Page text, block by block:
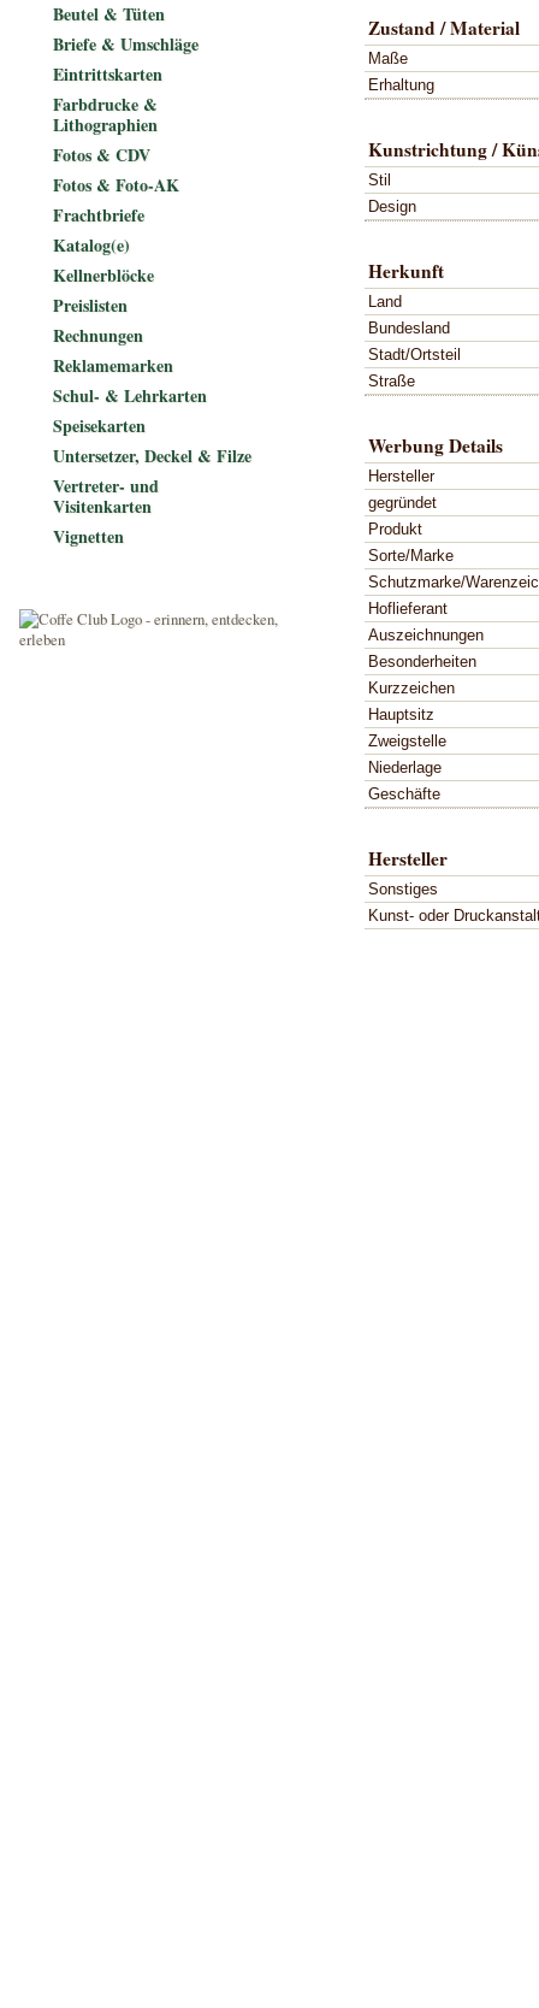
Zustand / Material
Maße
Erhaltung
Kunstrichtung /
Stil
Design
Herkunft
Land
Bundesland
Stadt/Ortsteil
Straße
Werbung Details
Hersteller
gegründet
Produkt
Sorte/Marke
Schutzmarke/
Hoflieferant
Auszeichnungen
Besonderheiten
Kurzzeichen
Hauptsitz
Zweigstelle
Niederlage
Geschäfte
Hersteller
Sonstiges
Kunst- oder
Beutel & Tüten
Briefe & Umschläge
Eintrittskarten
Farbdrucke &
Lithographien
Fotos & CDV
Fotos & Foto-AK
Frachtbriefe
Katalog(e)
Kellnerblöcke
Preislisten
Rechnungen
Reklamemarken
Schul- & Lehrkarten
Speisekarten
Untersetzer, Deckel & Filze
Vertreter- und
Visitenkarten
Vignetten